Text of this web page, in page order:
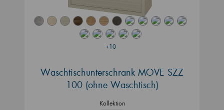
+10
Waschtischunterschrank MOVE SZZ
100 (ohne Waschtisch)
Kollektion